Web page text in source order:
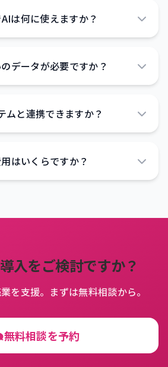
は何に使えますか？
データが必要ですか？
ムと連携できますか？
はいくらですか？
入をご検討ですか？
を支援。まずは無料相談から。
無料相談を予約